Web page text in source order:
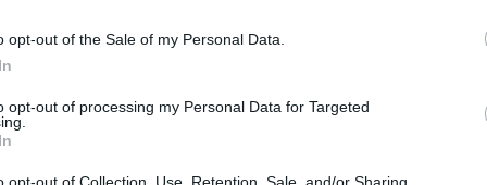
opt-out of the Sale of my Personal Data.
opt-out of processing my Personal Data for Targeted
zakonsko pravo i jučer se nisu pojavili u
je svo vrijeme u pritvoru.
Aminu Šabanagić, koja se u večernjim
Greda u Sanskom Mostu, gdje ju je, pod
što je silovao, uplašio se da će ga djevojka